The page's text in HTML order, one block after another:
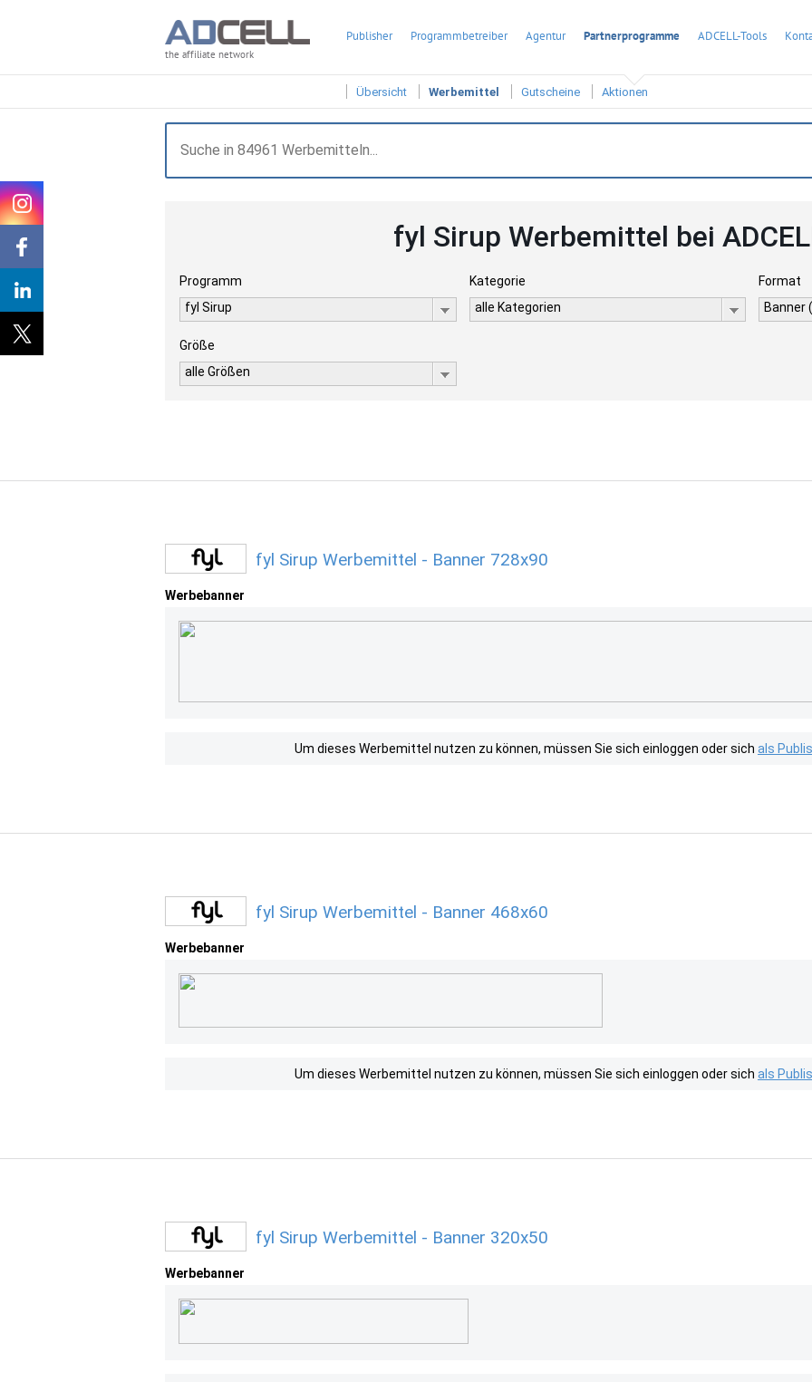
the affiliate network
Publisher Programmbetreiber Agentur Partnerprogramme ADCELL-Tools
Übersicht Werbemittel Gutscheine Aktionen
fyl Sirup Werbemittel bei
Programm
fyl Sirup
Kategorie
alle Kategorien
Format
Banner
Größe
alle Größen
fyl Sirup Werbemittel - Banner 728x90
Werbebanner
Um dieses Werbemittel nutzen zu können, müssen Sie sich einloggen oder sich als
fyl Sirup Werbemittel - Banner 468x60
Werbebanner
Um dieses Werbemittel nutzen zu können, müssen Sie sich einloggen oder sich als
fyl Sirup Werbemittel - Banner 320x50
Werbebanner